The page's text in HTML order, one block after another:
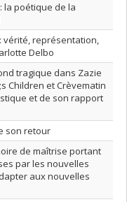
la poétique de la
vérité, représentation,
Delbo
tragique dans Zazie
Children et Crèvematin
et de son rapport
son retour
de maîtrise portant
par les nouvelles
aux nouvelles